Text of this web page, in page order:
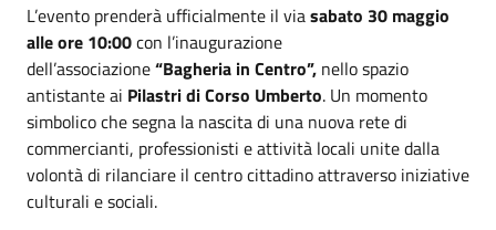
L’evento prenderà ufficialmente il viasabato 30 maggio
alle ore 10:00con l’inaugurazione
dell’associazione“Bagheria in Centro”, nello spazio
antistante ai Pilastri di Corso Umberto. Un momento
simbolico che segna la nascita di una nuova rete di
commercianti, professionisti e attività locali unite dalla
volontà di rilanciare il centro cittadino attraverso iniziative
culturali e sociali.